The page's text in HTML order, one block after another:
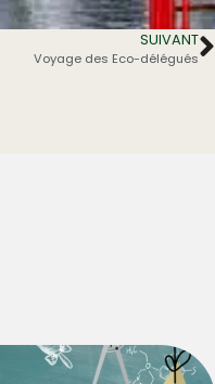
SUIVANT
Voyage des Eco-délégués